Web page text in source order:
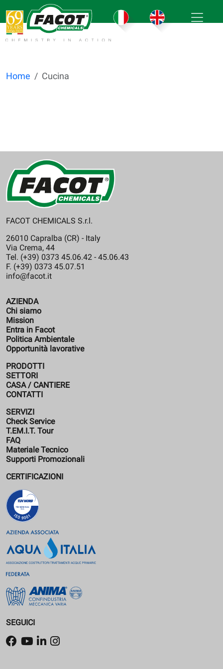
Home Cucina
FACOT CHEMICALS S.r.l.
26010 Capralba (CR) - Italy
Via Crema, 44
Tel. (+39) 0373 45.06.42 - 45.06.43
F. (+39) 0373 45.07.51
info@facot.it
AZIENDA
Chi siamo
Mission
Entra in Facot
Politica Ambientale
Opportunità lavorative
PRODOTTI
SETTORI
CASA / CANTIERE
CONTATTI
SERVIZI
Check Service
T.EM.I.T. Tour
FAQ
Materiale Tecnico
Supporti Promozionali
CERTIFICAZIONI
SEGUICI